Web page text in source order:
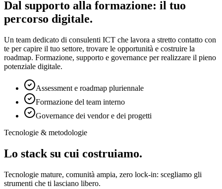
Dal supporto alla formazione: il tuo
percorso digitale.
Un team dedicato di consulenti ICT che lavora a stretto contatto con
te per capire il tuo settore, trovare le opportunità e costruire la
roadmap. Formazione, supporto e governance per realizzare il pieno
potenziale digitale.
Assessment e roadmap pluriennale
Formazione del team interno
Governance dei vendor e dei progetti
Tecnologie & metodologie
Lo stack su cui costruiamo.
Tecnologie mature, comunità ampia, zero lock-in: scegliamo gli
strumenti che ti lasciano libero.